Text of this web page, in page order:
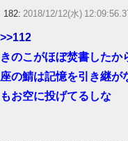
182: 2018/12/12(水)
>>112
きのこがほぼ焚書したか
座の鯖は記憶を引き継が
もお空に投げてるしな